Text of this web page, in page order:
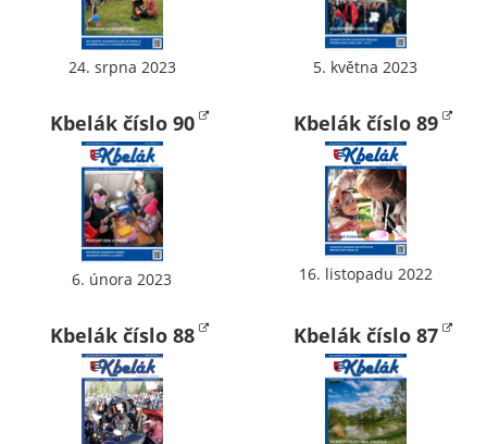
24. srpna 2023 5. května 2023
Kbelák číslo 90
6. února 2023
Kbelák číslo 89
16. listopadu 2022
Kbelák číslo 88 Kbelák číslo 87
pomocí
těchto
cookies
souhrnně, bez
použití
identifikátorů,
které ukazují
na konkrétní
uživatelé
našeho webu.
vypnete
používání
analytických
cookies ve
vztahu k Vaší